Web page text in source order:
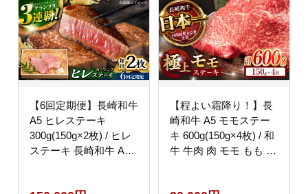
【6回定期便】長崎和牛
A5 ヒレステーキ
300g(150g×2枚) / ヒレ
ステーキ 長崎和牛 A5
【程よい霜降り！】長
崎和牛 A5 モモステー
キ 600g(150g×4枚) / 和
牛 牛肉 肉 モモ もも ス